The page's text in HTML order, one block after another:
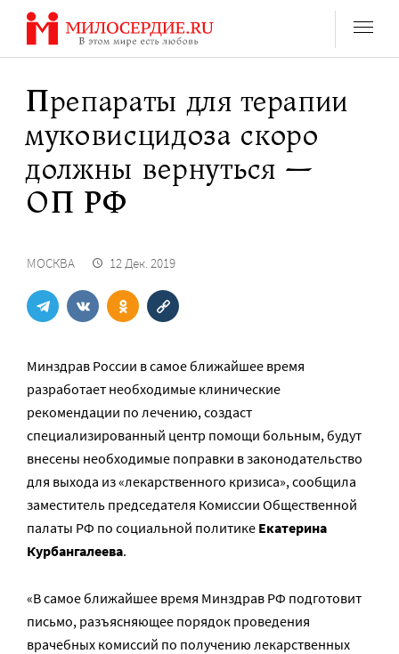
Перейти
содержанию
Препараты для терапии
муковисцидоза скоро
должны вернуться —
ОП РФ
МОСКВА 12 Дек. 2019
Минздрав России в самое ближайшее время
разработает необходимые клинические
рекомендации по лечению, создаст
специализированный центр помощи больным, будут
внесены необходимые поправки в законодательство
для выхода из «лекарственного кризиса», сообщила
заместитель председателя Комиссии Общественной
палаты РФ по социальной политике Екатерина
Курбангалеева.
«В самое ближайшее время Минздрав РФ подготовит
письмо, разъясняющее порядок проведения
врачебных комиссий по получению лекарственных